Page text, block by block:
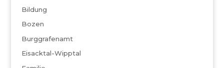
Bildung
Bozen
Burggrafenamt
Eisacktal-Wipptal